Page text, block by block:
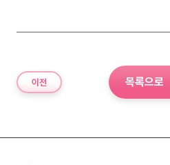
이전 목록으로